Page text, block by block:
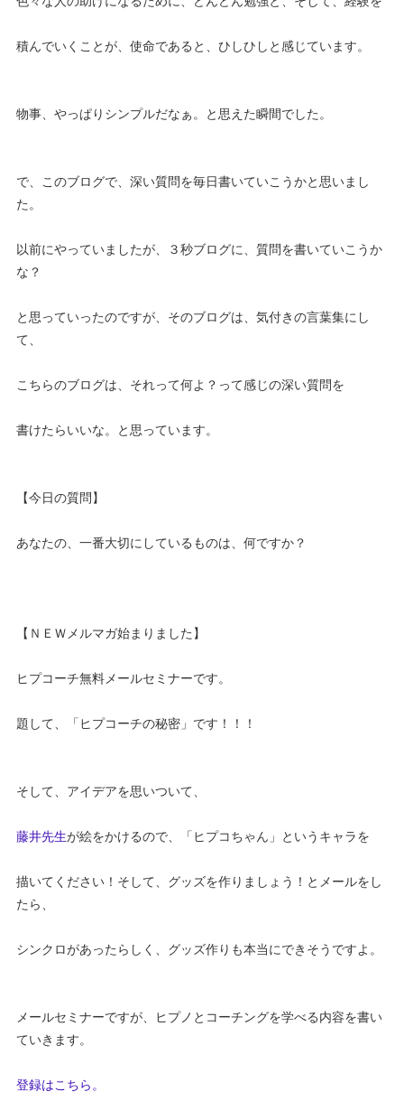
積んでいくことが、使命であると、ひしひしと感じています。
物事、やっぱりシンプルだなぁ。と思えた瞬間でした。
で、このブログで、深い質問を毎日書いていこうかと思いまし
た。
以前にやっていましたが、３秒ブログに、質問を書いていこうか
な？
と思っていったのですが、そのブログは、気付きの言葉集にし
て、
こちらのブログは、それって何よ？って感じの深い質問を
書けたらいいな。と思っています。
【今日の質問】
あなたの、一番大切にしているものは、何ですか？
【ＮＥＷメルマガ始まりました】
ヒプコーチ無料メールセミナーです。
題して、「ヒプコーチの秘密」です！！！
そして、アイデアを思いついて、
藤井先生が絵をかけるので、「ヒプコちゃん」というキャラを
描いてください！そして、グッズを作りましょう！とメールをし
たら、
シンクロがあったらしく、グッズ作りも本当にできそうですよ。
メールセミナーですが、ヒプノとコーチングを学べる内容を書い
ていきます。
登録はこちら。